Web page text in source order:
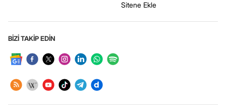
Sitene Ekle
BİZİ TAKİP EDİN